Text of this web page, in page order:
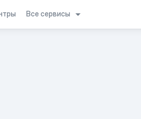
Все сервисы